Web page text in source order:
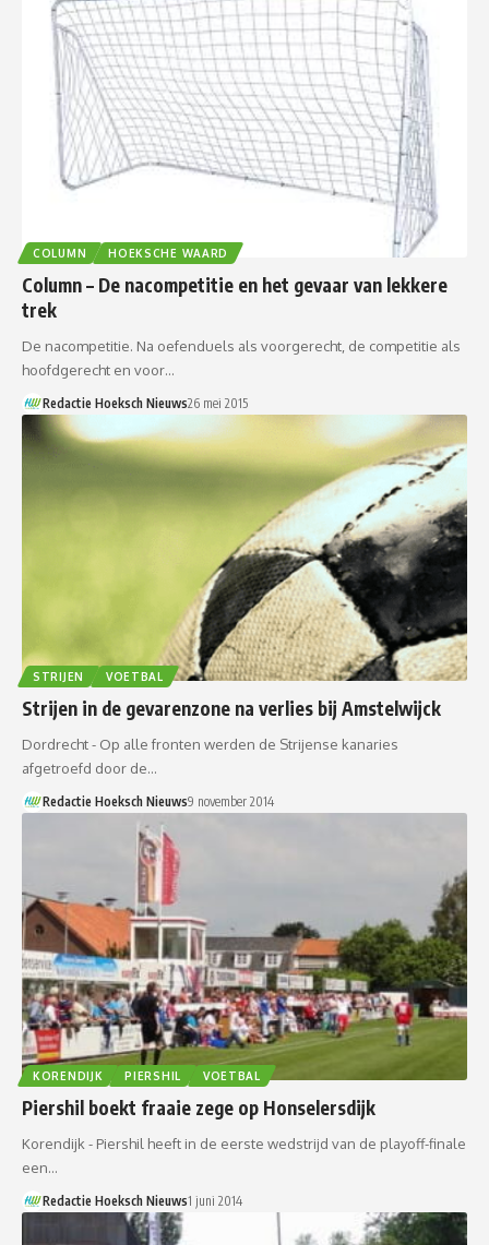
COLUMN HOEKSCHE WAARD
Column – De nacompetitie en het gevaar van lekkere
trek
De nacompetitie. Na oefenduels als voorgerecht, de competitie als
hoofdgerecht en voor…
Redactie Hoeksch Nieuws26 mei 2015
STRIJEN VOETBAL
Strijen in de gevarenzone na verlies bij Amstelwijck
Dordrecht - Op alle fronten werden de Strijense kanaries
afgetroefd door de…
Redactie Hoeksch Nieuws9 november 2014
KORENDIJK PIERSHIL VOETBAL
Piershil boekt fraaie zege op Honselersdijk
Korendijk - Piershil heeft in de eerste wedstrijd van de playoff-finale
een…
Redactie Hoeksch Nieuws1 juni 2014